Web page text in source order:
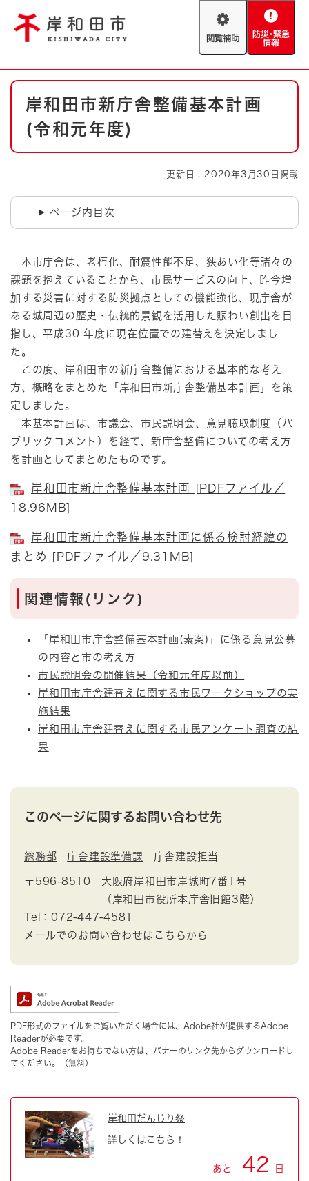
閲
助
防
緊
情
やさしい日本語
防災・緊急情報 救急・消防
ハザードマップ
本
岸和田市新庁舎整備基本計画
(令和元年度)
更新日：2020年3月30日掲載
ページ内目次
本市庁舎は、老朽化、耐震性能不足、狭あい化等諸々の
課題を抱えていることから、市民サービスの向上、昨今増
加する災害に対する防災拠点としての機能強化、現庁舎が
ある城周辺の歴史・伝統的景観を活用した賑わい創出を目
指し、平成30 年度に現在位置での建替えを決定しまし
た。
この度、岸和田市の新庁舎整備における基本的な考え
方、概略をまとめた「岸和田市新庁舎整備基本計画」を策
定しました。
本基本計画は、市議会、市民説明会、意見聴取制度（パ
ブリックコメント）を経て、新庁舎整備についての考え方
を計画としてまとめたものです。
岸和田市新庁舎整備基本計画 [PDFファイル／
18.96MB]
岸和田市新庁舎整備基本計画に係る検討経緯の
まとめ [PDFファイル／9.31MB]
関連情報(リンク)
「岸和田市庁舎整備基本計画(素案)」に係る意見公募
の内容と市の考え方
市民説明会の開催結果（令和元年度以前）
岸和田市庁舎建替えに関する市民ワークショップの実
施結果
岸和田市庁舎建替えに関する市民アンケート調査の結
果
このページに関するお問い合わせ先
総務部 庁舎建設準備課 庁舎建設担当
〒596-8510
大阪府岸和田市岸城町7番1号
（岸和田市役所本庁舎旧館3階）
Tel：072-447-4581
メールでのお問い合わせはこちらから
PDF形式のファイルをご覧いただく場合には、Adobe社が提供するAdobe
Readerが必要です。
Adobe Readerをお持ちでない方は、バナーのリンク先からダウンロードし
てください。（無料）
岸和田だんじり祭
詳しくはこちら！
あと 42 日